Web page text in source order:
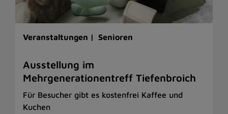
Veranstaltungen | Senioren
Ausstellung im
Mehrgenerationentreff Tiefenbroich
Für Besucher gibt es kostenfrei Kaffee und
Kuchen